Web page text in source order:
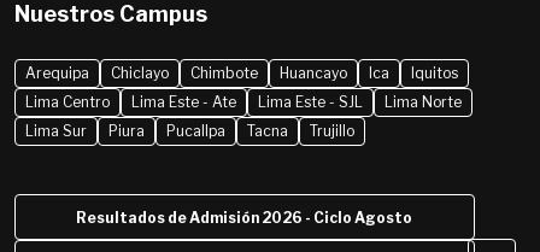
Nuestros Campus
Arequipa Chiclayo Chimbote Huancayo Ica
Iquitos
Lima Centro
Lima Este - Ate Lima Este - SJL
Lima Norte
Lima Sur
Piura Pucallpa Tacna Trujillo
Resultados de Admisión 2026 - Ciclo Agosto